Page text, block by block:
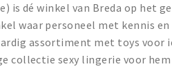
is dé winkel van Breda op het
waar personeel met kennis en
assortiment met toys voor
collectie sexy lingerie voor